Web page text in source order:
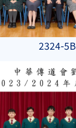
2324-5B